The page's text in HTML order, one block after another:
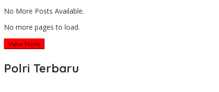
No More Posts Available.
No more pages to load.
View More
Polri Terbaru